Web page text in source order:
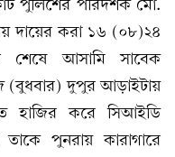
পুলিশের পরিদর্শক মো.
দায়ের করা ১৬ (০৮)২৪
শেষে আসামি সাবেক
দুপুর আড়াইটায়
হাজির করে সিআইডি
পুনরায় কারাগারে